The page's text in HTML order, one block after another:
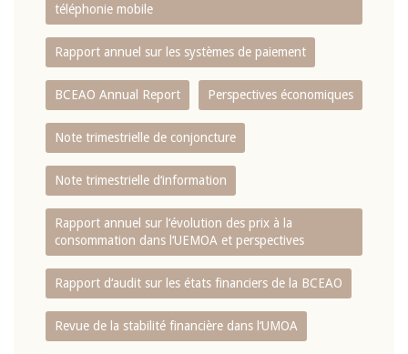
téléphonie mobile
Rapport annuel sur les systèmes de paiement
BCEAO Annual Report Perspectives économiques
Note trimestrielle de conjoncture
Note trimestrielle d‘information
Rapport annuel sur l‘évolution des prix à la
consommation dans l‘UEMOA et perspectives
Rapport d‘audit sur les états financiers de la BCEAO
Revue de la stabilité financière dans l‘UMOA